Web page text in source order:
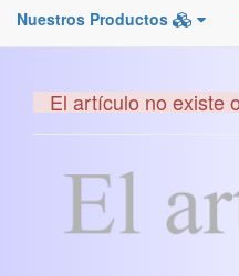
Nuestros Productos
El artículo no existe